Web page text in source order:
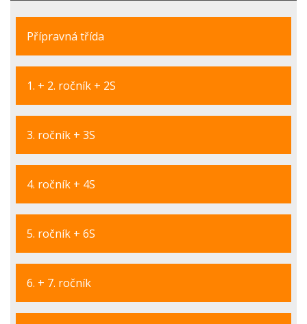
Přípravná třída
1. + 2. ročník + 2S
3. ročník + 3S
4. ročník + 4S
5. ročník + 6S
6. + 7. ročník